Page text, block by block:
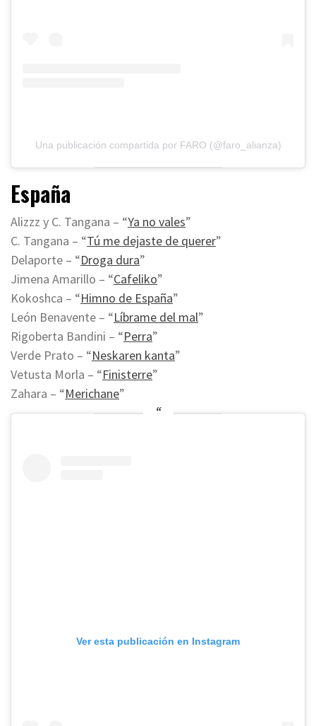
Una publicación compartida por FARO (@faro_alianza)
España
Alizzz y C. Tangana – “Ya no vales”
C. Tangana – “Tú me dejaste de querer”
Delaporte – “Droga dura”
Jimena Amarillo – “Cafeliko”
Kokoshca – “Himno de España”
León Benavente – “Líbrame del mal”
Rigoberta Bandini – “Perra”
Verde Prato – “Neskaren kanta”
Vetusta Morla – “Finisterre”
Zahara – “Merichane”
Ver esta publicación en Instagram